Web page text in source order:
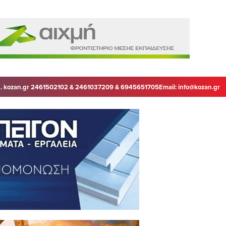
kozan.gr 2461502102 & 2461037209 & 6945651705Email:info@kozan.gr